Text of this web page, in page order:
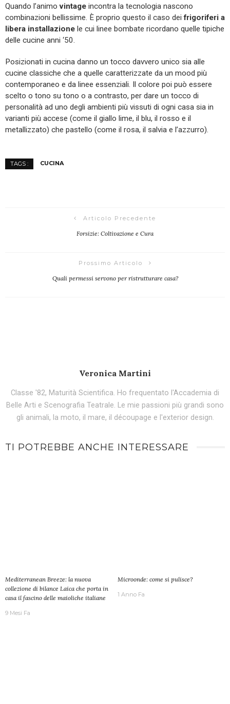
Quando l’animovintage incontra la tecnologia nascono
combinazioni bellissime. È proprio questo il caso deifrigoriferi a
libera installazione le cui linee bombate ricordano quelle tipiche
delle cucine anni ‘50.
Posizionati in cucina danno un tocco davvero unico sia alle
cucine classiche che a quelle caratterizzate da un mood più
contemporaneo e da linee essenziali. Il colore poi può essere
scelto o tono su tono o a contrasto, per dare un tocco di
personalità ad uno degli ambienti più vissuti di ogni casa sia in
varianti più accese (come il giallo lime, il blu, il rosso e il
metallizzato) che pastello (come il rosa, il salvia e l’azzurro).
TAGS : CUCINA
Articolo Precedente
Forsizie: Coltivazione e Cura
Prossimo Articolo
Quali permessi servono per ristrutturare casa?
Veronica Martini
Classe '82, Maturità Scientifica. Ho frequentato l'Accademia di
Belle Arti e Scenografia Teatrale. Le mie passioni più grandi sono
gli animali, la moto, il mare, il découpage e l'exterior design.
TI POTREBBE ANCHE INTERESSARE
Mediterranean Breeze: la nuova
collezione di bilance Laica che porta in
casa il fascino delle maioliche italiane
9 Mesi Fa
Microonde: come si pulisce?
1 Anno Fa